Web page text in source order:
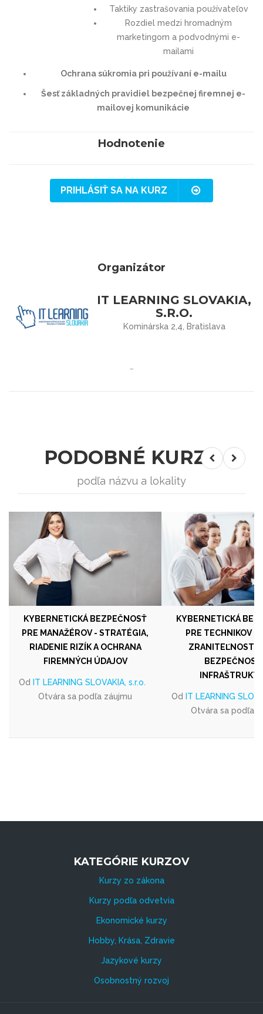
Taktiky zastrašovania používateľov
Rozdiel medzi hromadným
marketingom a podvodnými e-
mailami
Ochrana súkromia pri používaní e-mailu
Šesť základných pravidiel bezpečnej firemnej e-
mailovej komunikácie
Hodnotenie
PRIHLÁSIŤ SA NA KURZ
Organizátor
IT LEARNING SLOVAKIA,
S.R.O.
Kominárska 2,4, Bratislava
PODOBNÉ KURZY
podľa názvu a lokality
KYBERNETICKÁ BEZPEČNOSŤ
PRE MANAŽÉROV - STRATÉGIA,
RIADENIE RIZÍK A OCHRANA
FIREMNÝCH ÚDAJOV
Od IT LEARNING SLOVAKIA, s.r.o.
Otvára sa podľa záujmu
KYBERNETICKÁ
PRE TECHNIKOV -
ZRANITEĽNOSTÍ,
Od IT LEARNING
Otvára sa podľa
KATEGÓRIE KURZOV
Kurzy zo zákona
Kurzy podľa odvetvia
Ekonomické kurzy
Hobby, Krása, Zdravie
Jazykové kurzy
Osobnostný rozvoj